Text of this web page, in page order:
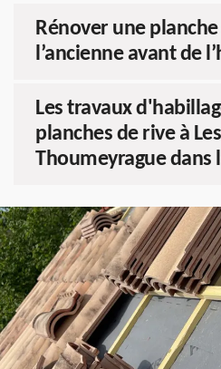
Rénover une
l’ancienne avant de
Les travaux
planches de rive à
Thoumeyrague dans